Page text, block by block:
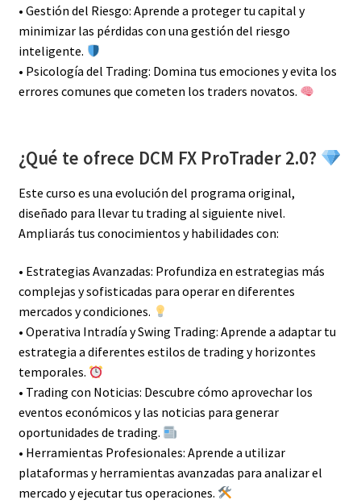
• Gestión del Riesgo: Aprende a proteger tu capital y
minimizar las pérdidas con una gestión del riesgo
inteligente.
• Psicología del Trading: Domina tus emociones y evita los
errores comunes que cometen los traders novatos.
¿Qué te ofrece DCM FX ProTrader 2.0?
Este curso es una evolución del programa original,
diseñado para llevar tu trading al siguiente nivel.
Ampliarás tus conocimientos y habilidades con:
• Estrategias Avanzadas: Profundiza en estrategias más
complejas y sofisticadas para operar en diferentes
mercados y condiciones.
• Operativa Intradía y Swing Trading: Aprende a adaptar tu
estrategia a diferentes estilos de trading y horizontes
temporales.
• Trading con Noticias: Descubre cómo aprovechar los
eventos económicos y las noticias para generar
oportunidades de trading.
• Herramientas Profesionales: Aprende a utilizar
plataformas y herramientas avanzadas para analizar el
mercado y ejecutar tus operaciones.